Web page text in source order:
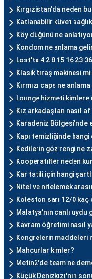
Kırgızistan'da neden
Katlanabilir küvet
Köy düğünü ne
Kondom ne anlama
Lost'ta 4 2 8 15 16 23
Klasik tıraş makinesi
Kırmızı caps ne
Lounge hizmeti
Kız arkadaştan nasıl
Karadeniz Bölgesi'nde
Kapı temizliğinde hangi
Kedilerin göz rengi ne
Kooperatifler neden
Kar tatili için hangi
Nitel ve nitelemek
Koleston sarı 12/0 kaç
Malatya'nın canlı uydu
Kavram öğretimi nasıl
Kongrelerin maddeleri
Mahcurlar kimler?
Metin2'de team ne
Küçük Denizkızı'nın